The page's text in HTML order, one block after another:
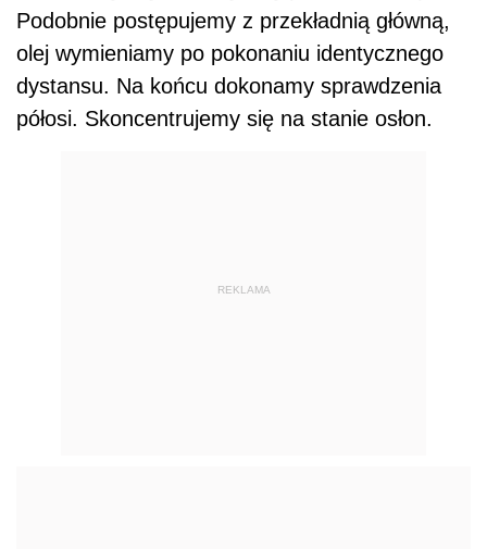
Podobnie postępujemy z przekładnią główną,
olej wymieniamy po pokonaniu identycznego
dystansu. Na końcu dokonamy sprawdzenia
półosi. Skoncentrujemy się na stanie osłon.
REKLAMA